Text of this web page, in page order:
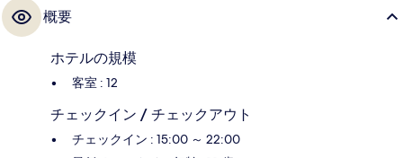
概要
ホテルの規模
客室 : 12
チェックイン / チェックアウト
チェックイン : 15:00 ～ 22:00